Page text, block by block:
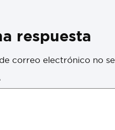
respuesta
correo electrónico no